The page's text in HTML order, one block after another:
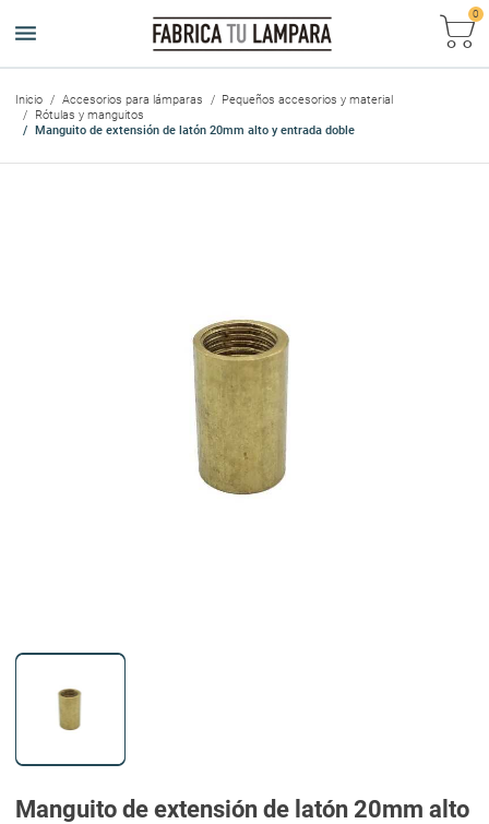
0
Inicio Accesorios para lámparas
Pequeños accesorios y material
Rótulas y manguitos
Manguito de extensión de latón 20mm alto y entrada doble
Manguito de extensión de latón 20mm alto